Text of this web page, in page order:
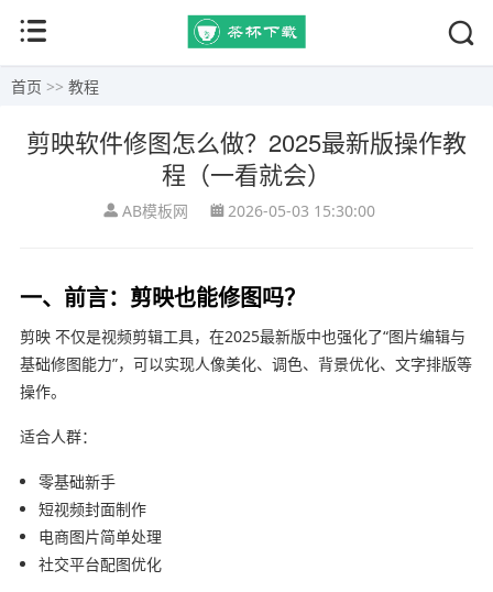
首页 >> 教程
剪映软件修图怎么做？2025最新版操作教
程（一看就会）
AB模板网 2026-05-03 15:30:00
一、前言：剪映也能修图吗？
剪映不仅是视频剪辑工具，在2025最新版中也强化了“图片编辑与
基础修图能力”，可以实现人像美化、调色、背景优化、文字排版等
操作。
适合人群：
零基础新手
短视频封面制作
电商图片简单处理
社交平台配图优化